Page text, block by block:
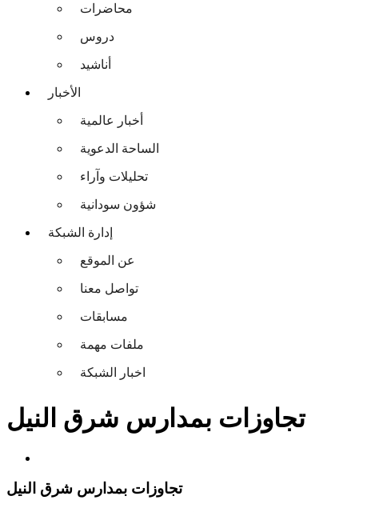
محاضرات
دروس
أناشيد
الأخبار
أخبار عالمية
الساحة الدعوية
تحليلات وآراء
شؤون سودانية
إدارة الشبكة
عن الموقع
تواصل معنا
مسابقات
ملفات مهمة
اخبار الشبكة
تجاوزات بمدارس شرق النيل
تجاوزات بمدارس شرق النيل